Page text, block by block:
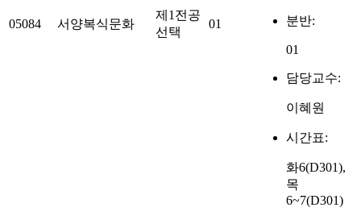
05084 서양복식문화
제1전공
선택
01 분반:
01
담당교수:
이혜원
시간표:
화6(D301),
목
6~7(D301)